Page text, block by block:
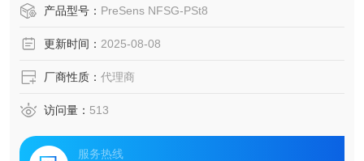
等系统中进行无破坏性的原位检测。
产品型号： PreSens NFSG‑PSt8
更新时间： 2025-08-08
厂商性质： 代理商
访问量： 513
服务热线